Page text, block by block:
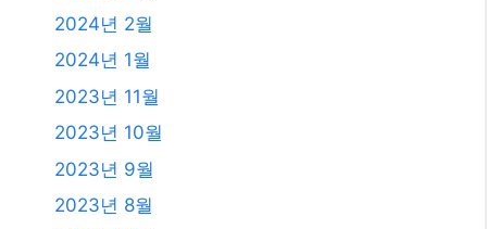
2024년 2월
2024년 1월
2023년 11월
2023년 10월
2023년 9월
2023년 8월